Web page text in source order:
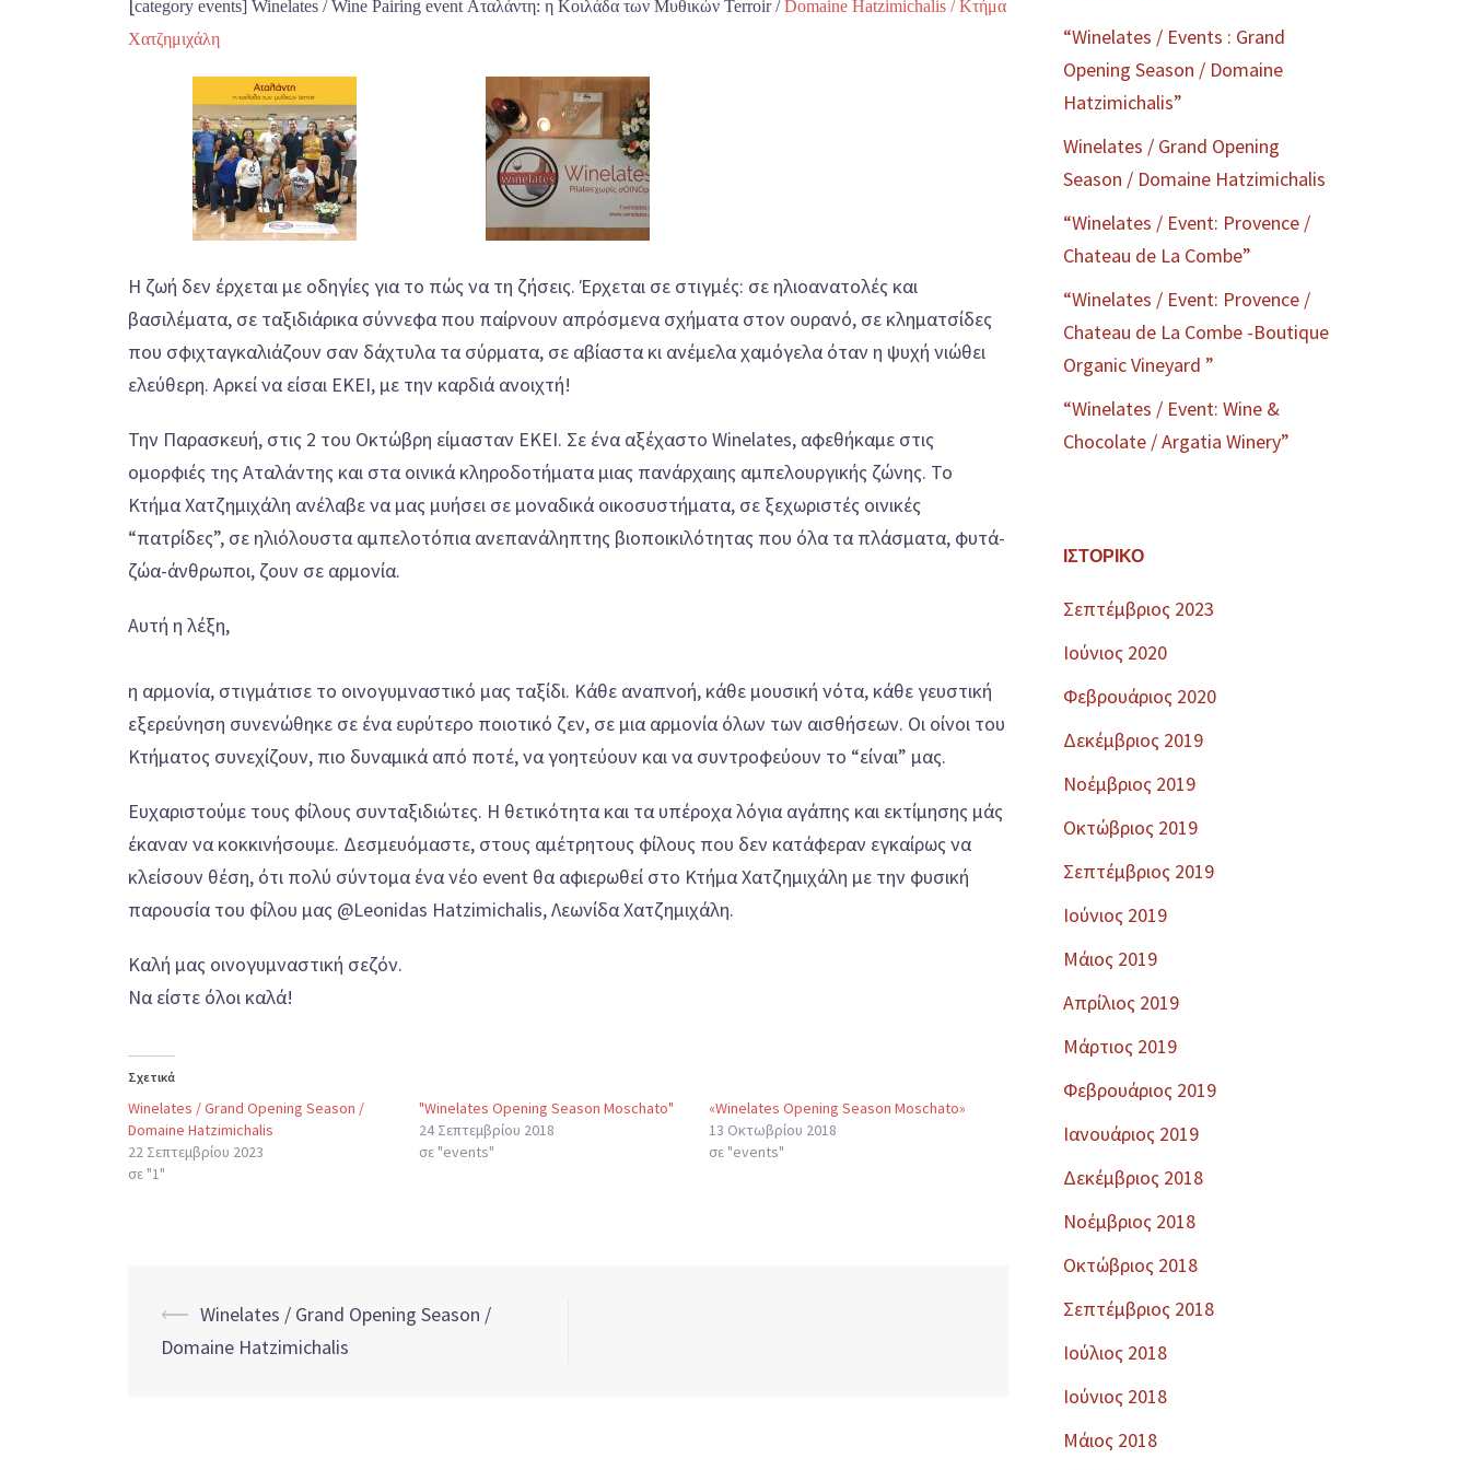
category events] Winelates / Wine Pairing event Αταλάντη: η Κοιλάδα των Μυθικών Terroir /Domaine Hatzimichalis / Κτήμα
Χατζημιχάλη
Η ζωή δεν έρχεται με οδηγίες για το πώς να τη ζήσεις. Έρχεται σε στιγμές: σε ηλιοανατολές και
βασιλέματα, σε ταξιδιάρικα σύννεφα που παίρνουν απρόσμενα σχήματα στον ουρανό, σε κληματσίδες
που σφιχταγκαλιάζουν σαν δάχτυλα τα σύρματα, σε αβίαστα κι ανέμελα χαμόγελα όταν η ψυχή νιώθει
ελεύθερη. Αρκεί να είσαι ΕΚΕΙ, με την καρδιά ανοιχτή!
Την Παρασκευή, στις 2 του Οκτώβρη είμασταν ΕΚΕΙ. Σε ένα αξέχαστο Winelates, αφεθήκαμε στις
ομορφιές της Αταλάντης και στα οινικά κληροδοτήματα μιας πανάρχαιης αμπελουργικής ζώνης. Το
Κτήμα Χατζημιχάλη ανέλαβε να μας μυήσει σε μοναδικά οικοσυστήματα, σε ξεχωριστές οινικές
“πατρίδες”, σε ηλιόλουστα αμπελοτόπια ανεπανάληπτης βιοποικιλότητας που όλα τα πλάσματα, φυτά-
ζώα-άνθρωποι, ζουν σε αρμονία.
Αυτή η λέξη,
η αρμονία, στιγμάτισε το οινογυμναστικό μας ταξίδι. Κάθε αναπνοή, κάθε μουσική νότα, κάθε γευστική
εξερεύνηση συνενώθηκε σε ένα ευρύτερο ποιοτικό ζεν, σε μια αρμονία όλων των αισθήσεων. Οι οίνοι του
Κτήματος συνεχίζουν, πιο δυναμικά από ποτέ, να γοητεύουν και να συντροφεύουν το “είναι” μας.
Ευχαριστούμε τους φίλους συνταξιδιώτες. Η θετικότητα και τα υπέροχα λόγια αγάπης και εκτίμησης μάς
έκαναν να κοκκινήσουμε. Δεσμευόμαστε, στους αμέτρητους φίλους που δεν κατάφεραν εγκαίρως να
κλείσουν θέση, ότι πολύ σύντομα ένα νέο event θα αφιερωθεί στο Κτήμα Χατζημιχάλη με την φυσική
παρουσία του φίλου μας @Leonidas Hatzimichalis, Λεωνίδα Χατζημιχάλη.
Καλή μας οινογυμναστική σεζόν.
Να είστε όλοι καλά!
Σχετικά
Winelates / Grand Opening Season /
Domaine Hatzimichalis
22 Σεπτεμβρίου 2023
σε "1"
"Winelates Opening Season Moschato"
24 Σεπτεμβρίου 2018
σε "events"
«Winelates Opening Season Moschato»
13 Οκτωβρίου 2018
σε "events"
Post
⟵ Winelates / Grand Opening Season /
Domaine Hatzimichalis
“Winelates / Events : Grand
Opening Season / Domaine
Hatzimichalis”
Winelates / Grand Opening
Season / Domaine Hatzimichalis
“Winelates / Event: Provence /
Chateau de La Combe”
“Winelates / Event: Provence /
Chateau de La Combe -Boutique
Organic Vineyard ”
“Winelates / Event: Wine &
Chocolate / Argatia Winery”
ΙΣΤΟΡΙΚΌ
Σεπτέμβριος 2023
Ιούνιος 2020
Φεβρουάριος 2020
Δεκέμβριος 2019
Νοέμβριος 2019
Οκτώβριος 2019
Σεπτέμβριος 2019
Ιούνιος 2019
Μάιος 2019
Απρίλιος 2019
Μάρτιος 2019
Φεβρουάριος 2019
Ιανουάριος 2019
Δεκέμβριος 2018
Νοέμβριος 2018
Οκτώβριος 2018
Σεπτέμβριος 2018
Ιούλιος 2018
Ιούνιος 2018
Μάιος 2018